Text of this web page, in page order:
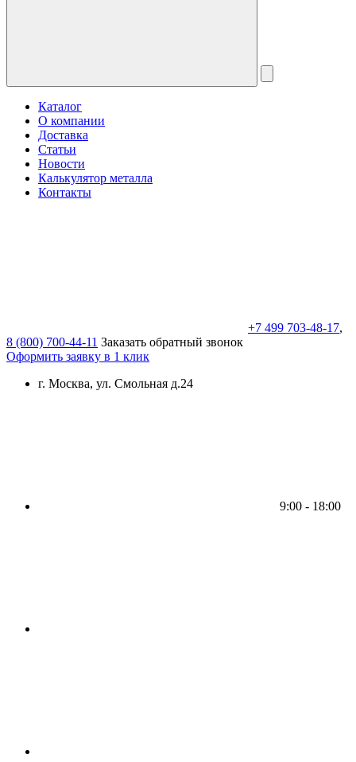
Каталог
О компании
Доставка
Статьи
Новости
Калькулятор металла
Контакты
+7 499 703-48-17,
8 (800) 700-44-11 Заказать обратный звонок
Оформить заявку в 1 клик
г. Москва, ул. Смольная д.24
9:00 - 18:00